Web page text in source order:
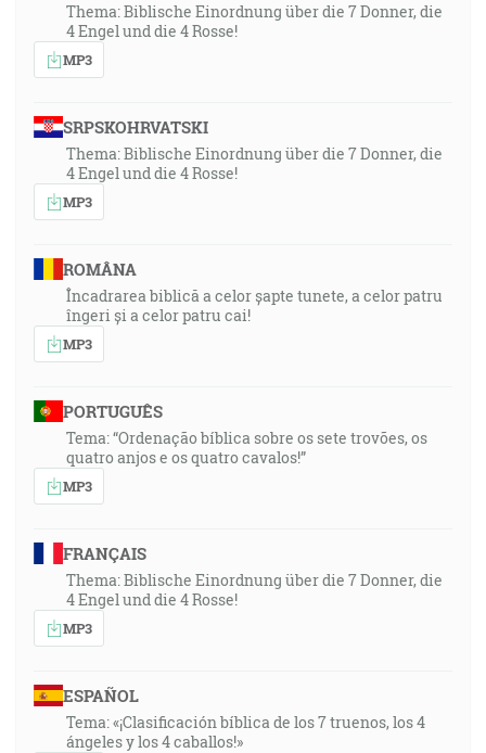
Thema: Biblische Einordnung über die 7 Donner, die
4 Engel und die 4 Rosse!
MP3
SRPSKOHRVATSKI
Thema: Biblische Einordnung über die 7 Donner, die
4 Engel und die 4 Rosse!
MP3
ROMÂNA
Încadrarea biblică a celor șapte tunete, a celor patru
îngeri și a celor patru cai!
MP3
PORTUGUÊS
Tema: “Ordenação bíblica sobre os sete trovões, os
quatro anjos e os quatro cavalos!”
MP3
FRANÇAIS
Thema: Biblische Einordnung über die 7 Donner, die
4 Engel und die 4 Rosse!
MP3
ESPAÑOL
Tema: «¡Clasificación bíblica de los 7 truenos, los 4
ángeles y los 4 caballos!»